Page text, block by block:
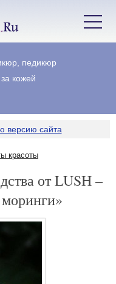
педикюр
кожей
версию сайта
красоты
от LUSH –